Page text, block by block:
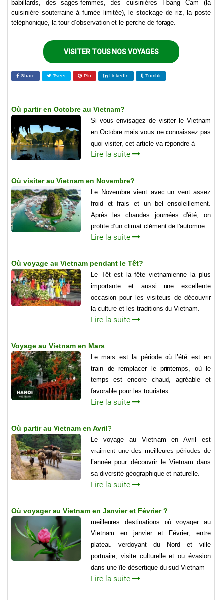
babillards, des sages-femmes, des cuisinières Hoang Cam (la
cuisinière souterraine à fumée limitée), le stockage de riz, la poste
téléphonique, la tour d’observation et le perche de forage.
VISITER TOUS NOS VOYAGES
Share Tweet Pin LinkedIn Tumblr
Où partir en Octobre au Vietnam?
Si vous envisagez de visiter le Vietnam
en Octobre mais vous ne connaissez pas
quoi visiter, cet article va répondre à
Lire la suite
Où visiter au Vietnam en Novembre?
Le Novembre vient avec un vent assez
froid et frais et un bel ensoleillement.
Après les chaudes journées d'été, on
profite d’un climat clément de l'automne...
Lire la suite
Où voyage au Vietnam pendant le Têt?
Le Têt est la fête vietnamienne la plus
importante et aussi une excellente
occasion pour les visiteurs de découvrir
la culture et les traditions du Vietnam.
Lire la suite
Voyage au Vietnam en Mars
Le mars est la période où l’été est en
train de remplacer le printemps, où le
temps est encore chaud, agréable et
favorable pour les touristes...
Lire la suite
Où partir au Vietnam en Avril?
Le voyage au Vietnam en Avril est
vraiment une des meilleures périodes de
l’année pour découvrir le Vietnam dans
sa diversité géographique et naturelle.
Lire la suite
Où voyager au Vietnam en Janvier et Février ?
meilleures destinations où voyager au
Vietnam en janvier et Février, entre
plateau verdoyant du Nord et ville
portuaire, visite culturelle et ou évasion
dans une île désertique du sud Vietnam
Lire la suite